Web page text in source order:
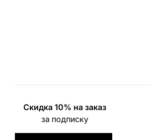
Скидка 10% на заказ
за подписку